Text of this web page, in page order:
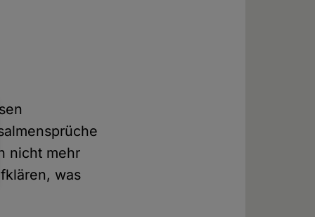
nicht mehr
was